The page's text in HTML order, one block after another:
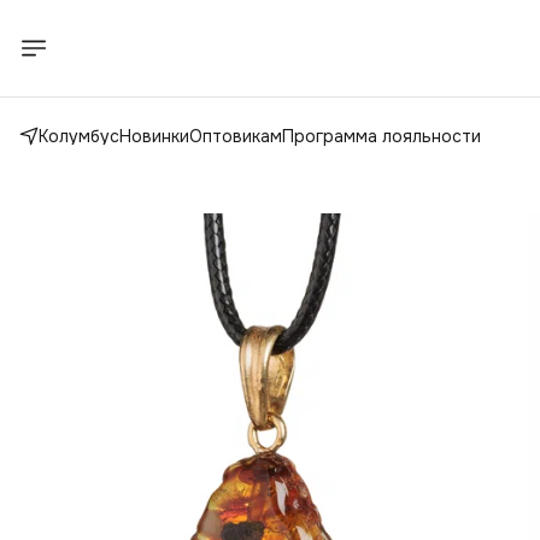
КолумбусНовинкиОптовикамПрограмма лояльности